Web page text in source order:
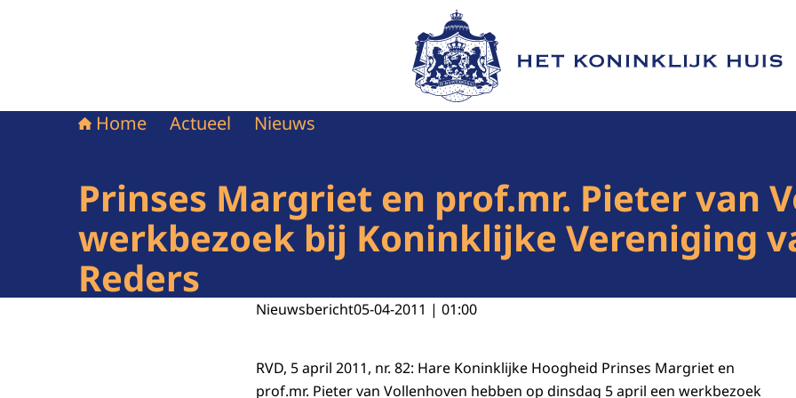
Naar de homepage van Het Koninklijk Huis
Home Actueel Nieuws
Prinses Margriet en prof.mr. Pieter van
werkbezoek bij Koninklijke Vereniging
Reders
Nieuwsbericht05-04-2011 | 01:00
RVD, 5 april 2011, nr. 82: Hare Koninklijke Hoogheid Prinses Margriet en
prof.mr. Pieter van Vollenhoven hebben op dinsdag 5 april een werkbezoek